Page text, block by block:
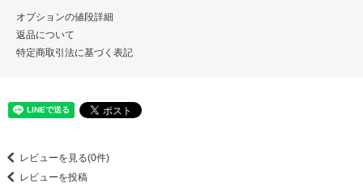
オプションの値段詳細
返品について
特定商取引法に基づく表記
レビューを見る(0件)
レビューを投稿